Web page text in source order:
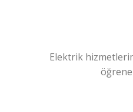
Elektrik